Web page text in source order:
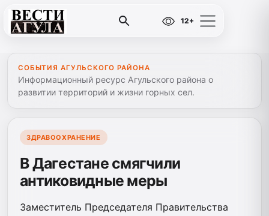
12+
СОБЫТИЯ АГУЛЬСКОГО РАЙОНА
Информационный ресурс Агульского района о
развитии территорий и жизни горных сел.
ЗДРАВООХРАНЕНИЕ
В Дагестане смягчили
антиковидные меры
Заместитель Председателя Правительства